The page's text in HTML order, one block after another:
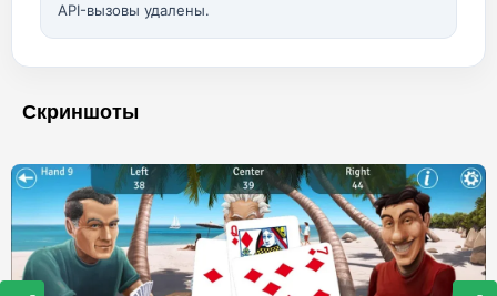
API-вызовы удалены.
Скриншоты